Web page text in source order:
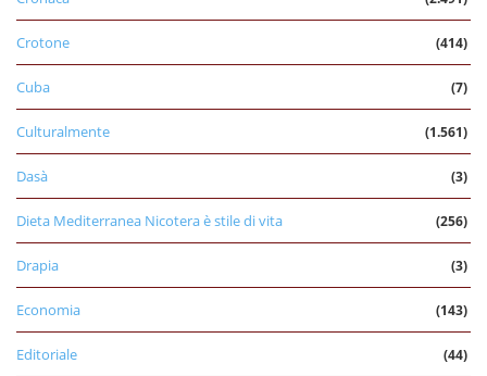
Crotone (414)
Cuba (7)
Culturalmente (1.561)
Dasà (3)
Dieta Mediterranea Nicotera è stile di vita (256)
Drapia (3)
Economia (143)
Editoriale (44)